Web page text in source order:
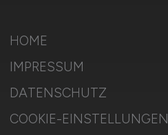
HOME
IMPRESSUM
DATENSCHUTZ
COOKIE-EINSTELLUNGEN